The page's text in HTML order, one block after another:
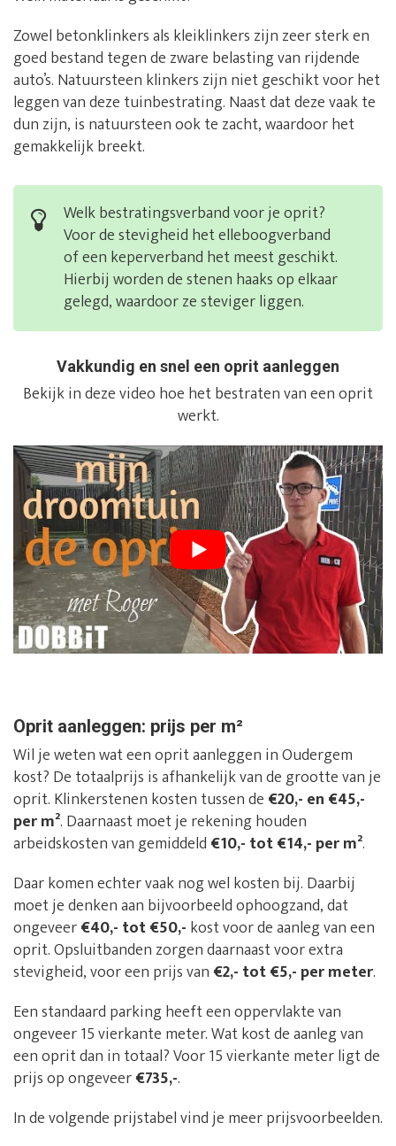
Zowel betonklinkers als kleiklinkers zijn zeer sterk en
goed bestand tegen de zware belasting van rijdende
auto’s. Natuursteen klinkers zijn niet geschikt voor het
leggen van deze tuinbestrating. Naast dat deze vaak te
dun zijn, is natuursteen ook te zacht, waardoor het
gemakkelijk breekt.
Welk bestratingsverband voor je oprit?
Voor de stevigheid het elleboogverband
of een keperverband het meest geschikt.
Hierbij worden de stenen haaks op elkaar
gelegd, waardoor ze steviger liggen.
Vakkundig en snel een oprit aanleggen
Bekijk in deze video hoe het bestraten van een oprit
werkt.
Oprit aanleggen: prijs per m²
Wil je weten wat een oprit aanleggen in Oudergem
kost? De totaalprijs is afhankelijk van de grootte van je
oprit. Klinkerstenen kosten tussen de €20,- en €45,-
per m². Daarnaast moet je rekening houden
arbeidskosten van gemiddeld €10,- tot €14,- per m².
Daar komen echter vaak nog wel kosten bij. Daarbij
moet je denken aan bijvoorbeeld ophoogzand, dat
ongeveer€40,- tot €50,- kost voor de aanleg van een
oprit. Opsluitbanden zorgen daarnaast voor extra
stevigheid, voor een prijs van €2,- tot €5,- per meter.
Een standaard parking heeft een oppervlakte van
ongeveer 15 vierkante meter. Wat kost de aanleg van
een oprit dan in totaal? Voor 15 vierkante meter ligt de
prijs op ongeveer€735,-.
In de volgende prijstabel vind je meer prijsvoorbeelden.